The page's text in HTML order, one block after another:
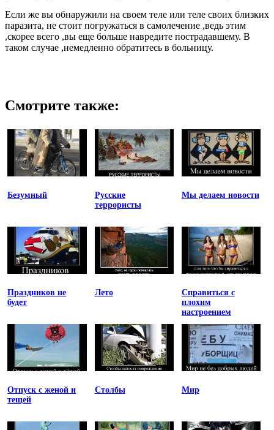
Если же вы обнаружили на своем теле или теле своих близких
паразита, не стоит погружаться в самолечение ,ведь этим
,скорее всего ,вы еще больше навредите пострадавшему. В
таком случае ,немедленно обратитесь в больницу.
Смотрите также:
Безумный
Русские
террористы
Мы делаем новости
Праздников не
будет
Лето
Справиться с
плохим
настроением
Отпуск с женой и
тещей
Столбы Мир